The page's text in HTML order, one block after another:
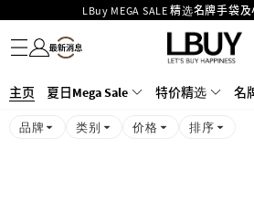
LBuy MEGA SALE 精选名牌手袋
Goyard Hobo / Hobo Mini人气限量特别
LBuy呈献 - Hermès 及 Chanel 手袋及
426号铺！
MOKO 1楼175号铺旗舰店特设名牌
购物满HKD500即享免运
名牌服饰
潮流服饰
童装
护肤美妆
香水香薰
个人护理
母婴护理
游戏及精品玩具
文仪用品
家居生活
电子产品
美食
医药保健
运动与户外用品
主页 夏日Mega Sale 特价精选 名
品牌 类别 价格 排序